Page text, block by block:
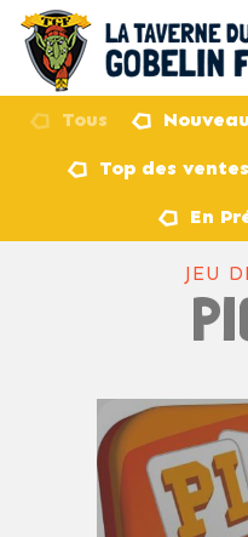
Tous
Top des ventes
En
JEU